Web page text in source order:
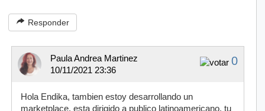
Responder
0
Paula Andrea Martinez
10/11/2021 23:36
Hola Endika, tambien estoy desarrollando un
marketplace, esta dirigido a publico latinoamericano, tu